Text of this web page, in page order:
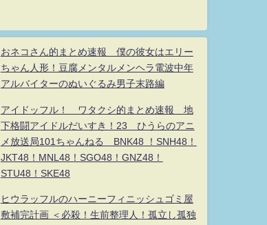
おネコさん的まとめ速報 僕の彼女はエリー
ちゃん人形！豆腐メンタルメンヘラ電波中年
アルバイターのぬいぐるみ男子末路編
アイドッフル！ ワタクシ的まとめ速報 地
下格闘アイドルだいすき！23 ひうらのアニ
メ放送局101ちゃんねる BNK48 ！SNH48！
JKT48！MNL48！SGO48！GNZ48！
STU48！SKE48
ヒウラッフルのハーニーフィニッシュゴミ屋
敷補完計画 ＜必殺！生前整理人！孤立し孤独